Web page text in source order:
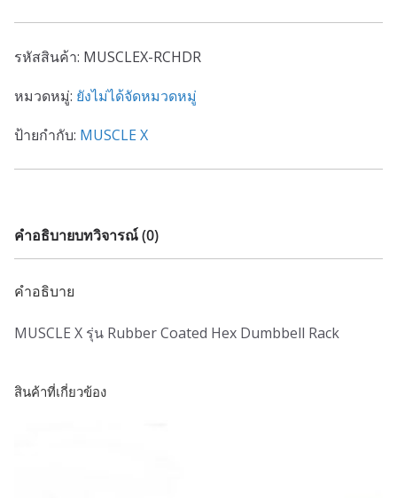
รหัสสินค้า: MUSCLEX-RCHDR
หมวดหมู่: ยังไม่ได้จัดหมวดหมู่
ป้ายกำกับ: MUSCLE X
คำอธิบายบทวิจารณ์ (0)
คำอธิบาย
MUSCLE X รุ่น Rubber Coated Hex Dumbbell Rack
สินค้าที่เกี่ยวข้อง